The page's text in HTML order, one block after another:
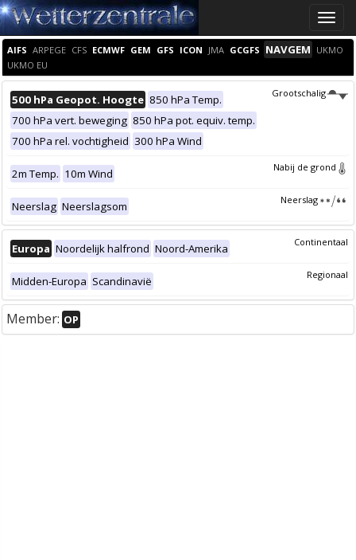
Toggle
AIFS ARPEGE CFS ECMWF GEM GFS ICON JMA GCGFS NAVGEM UKMO
UKMO EU
Grootschalig
500 hPa Geopot. Hoogte 850 hPa Temp.
700 hPa vert. beweging 850 hPa pot. equiv. temp.
700 hPa rel. vochtigheid 300 hPa Wind
Nabij de grond
2m Temp. 10m Wind
Neerslag
Neerslag Neerslagsom
Continentaal
Europa Noordelijk halfrond Noord-Amerika
Regionaal
Midden-Europa Scandinavië
Member: OP